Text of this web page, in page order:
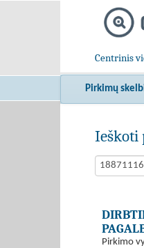
Centrinis
Pirkimų
Ieškoti
Pirkimo